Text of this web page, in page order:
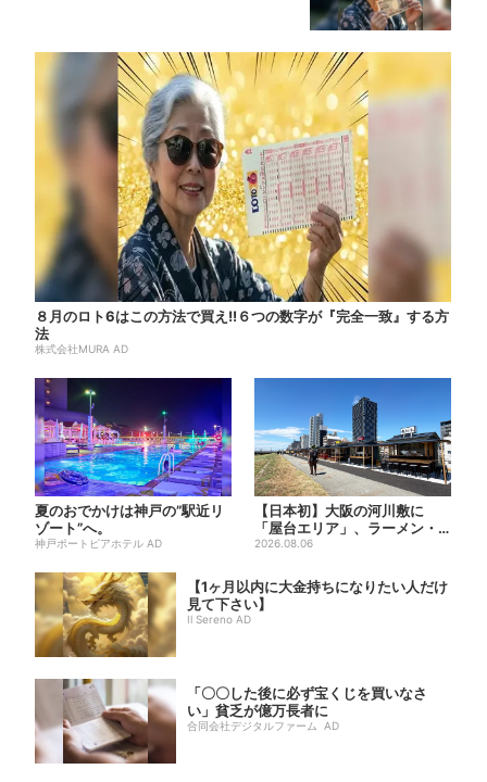
８月のロト6はこの方法で買え!!６つの数字が『完全一致』する方
法
株式会社MURA AD
夏のおでかけは神戸の”駅近リ
ゾート”へ。
神戸ポートピアホテル AD
【日本初】大阪の河川敷に
「屋台エリア」、ラーメン・
焼肉・しゃぶしゃぶ・カフェ
2026.08.06
【1ヶ月以内に大金持ちになりたい人だけ
見て下さい】
Il Sereno AD
「〇〇した後に必ず宝くじを買いなさ
い」貧乏が億万長者に
合同会社デジタルファーム AD